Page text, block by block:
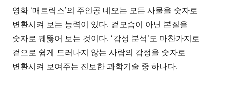
영화 ‘매트릭스’의 주인공 네오는 모든 사물을 숫자로
변환시켜 보는 능력이 있다. 겉모습이 아닌 본질을
숫자로 꿰뚫어 보는 것이다. ‘감성 분석’도 마찬가지로
겉으로 쉽게 드러나지 않는 사람의 감정을 숫자로
변환시켜 보여주는 진보한 과학기술 중 하나다.